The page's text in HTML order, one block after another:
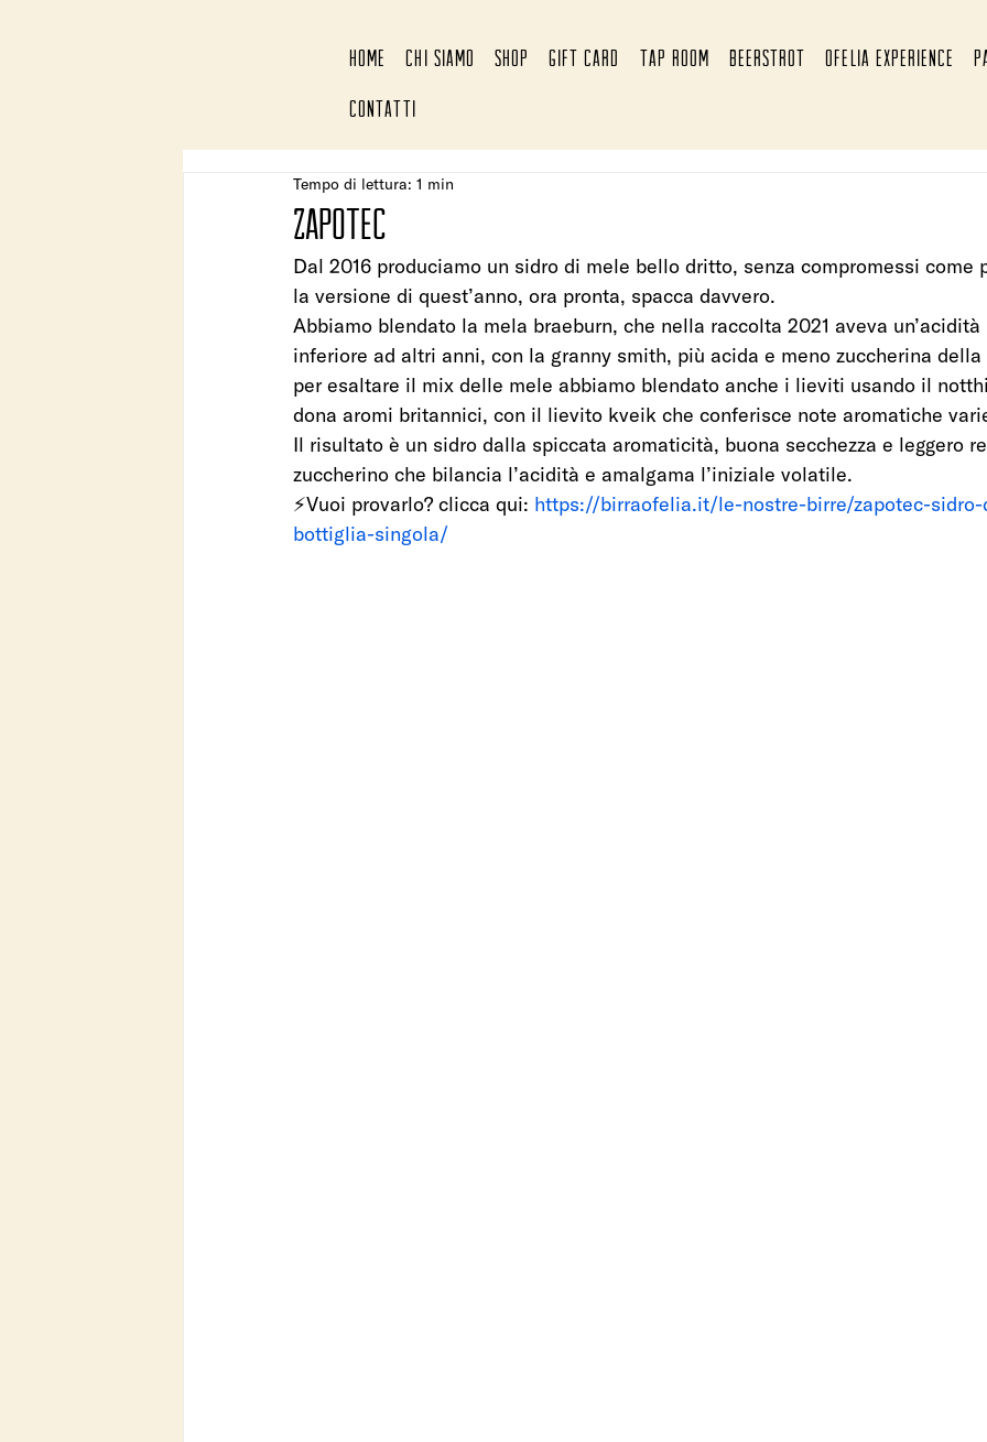
HOME CHI SIAMO SHOP GIFT CARD TAP ROOM BEERSTROT OFELIA EXPERIENCE
CONTATTI
ZAPOTEC
Tempo di lettura: 1 min
Dal 2016 produciamo un sidro di mele bello dritto, senza compromessi come
la versione di quest’anno, ora pronta, spacca davvero.
Abbiamo blendato la mela braeburn, che nella raccolta 2021 aveva un’acidità
inferiore ad altri anni, con la granny smith, più acida e meno zuccherina della
per esaltare il mix delle mele abbiamo blendato anche i lieviti usando il
dona aromi britannici, con il lievito kveik che conferisce note aromatiche
Il risultato è un sidro dalla spiccata aromaticità, buona secchezza e leggero
zuccherino che bilancia l’acidità e amalgama l’iniziale volatile.
⚡Vuoi provarlo? clicca qui: https://birraofelia.it/le-nostre-birre/zapotec-
bottiglia-singola/